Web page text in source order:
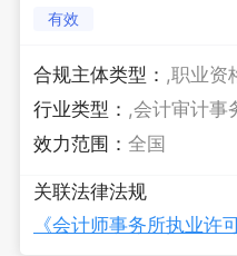
有效
合规主体类型： ,职业资
行业类型： ,会计审计事
效力范围： 全国
关联法律法规